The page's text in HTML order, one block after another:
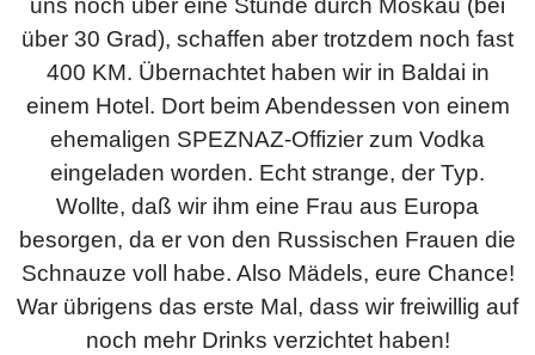
uns noch über eine Stunde durch Moskau (bei
über 30 Grad), schaffen aber trotzdem noch fast
400 KM. Übernachtet haben wir in Baldai in
einem Hotel. Dort beim Abendessen von einem
ehemaligen SPEZNAZ-Offizier zum Vodka
eingeladen worden. Echt strange, der Typ.
Wollte, daß wir ihm eine Frau aus Europa
besorgen, da er von den Russischen Frauen die
Schnauze voll habe. Also Mädels, eure Chance!
War übrigens das erste Mal, dass wir freiwillig auf
noch mehr Drinks verzichtet haben!